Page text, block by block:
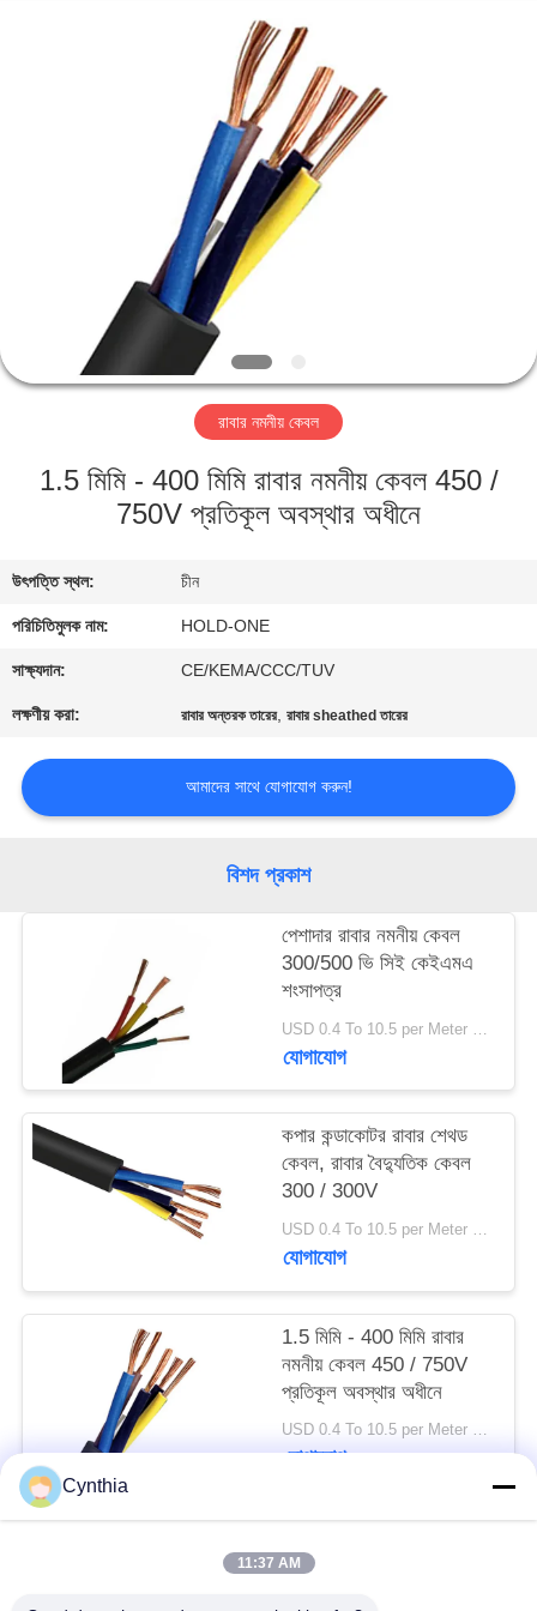
আমাদের
সম্পর্কে
কারখানা
মান
নিয়ন্ত্রণ
যোগাযোগ
করুন
খবর
গোপনীয়তা
রাবার নমনীয় কেবল
1.5 মিমি - 400 মিমি রাবার নমনীয় কেবল 450 /
750V প্রতিকূল অবস্থার অধীনে
উৎপত্তি স্থল: চীন
পরিচিতিমুলক নাম: HOLD-ONE
সাক্ষ্যদান: CE/KEMA/CCC/TUV
লক্ষণীয় করা: রাবার অন্তরক তারের,রাবার sheathed তারের
আমাদের সাথে যোগাযোগ করুন!
বিশদ প্রকাশ
পেশাদার রাবার নমনীয় কেবল
300/500 ভি সিই কেইএমএ
শংসাপত্র
USD 0.4 To 10.5 per Meter MOQ:1000m
যোগাযোগ
কপার কন্ডাকোটর রাবার শেথড
কেবল, রাবার বৈদ্যুতিক কেবল
300 / 300V
USD 0.4 To 10.5 per Meter MOQ:1000m
যোগাযোগ
1.5 মিমি - 400 মিমি রাবার
নমনীয় কেবল 450 / 750V
প্রতিকূল অবস্থার অধীনে
USD 0.4 To 10.5 per Meter MOQ:1000m
যোগাযোগ
Cynthia
11:37 AM